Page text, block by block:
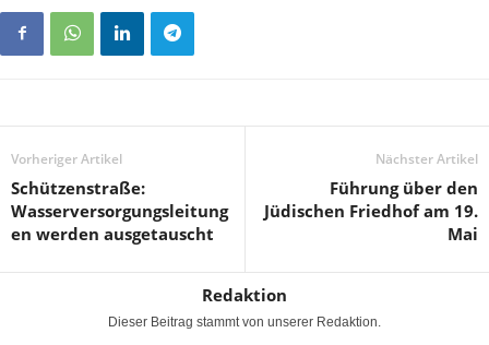
Vorheriger Artikel
Schützenstraße:
Wasserversorgungsleitung
en werden ausgetauscht
Nächster Artikel
Führung über den
Jüdischen Friedhof am 19.
Mai
Redaktion
Dieser Beitrag stammt von unserer Redaktion.